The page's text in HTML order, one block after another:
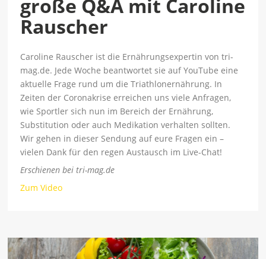
große Q&A mit Caroline
Rauscher
Caroline Rauscher ist die Ernährungsexpertin von tri-
mag.de. Jede Woche beantwortet sie auf YouTube eine
aktuelle Frage rund um die Triathlonernährung. In
Zeiten der Coronakrise erreichen uns viele Anfragen,
wie Sportler sich nun im Bereich der Ernährung,
Substitution oder auch Medikation verhalten sollten.
Wir gehen in dieser Sendung auf eure Fragen ein –
vielen Dank für den regen Austausch im Live-Chat!
Erschienen bei tri-mag.de
Zum Video